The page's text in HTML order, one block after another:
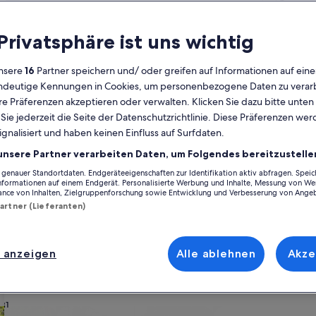
Derzeit
die
Monate
August
2026
und
September
angezeigt.
MoMontag
DiDienstag
MiMittwoch
DoDonnerstag
Fr Freitag
SaSamstag
SoSonntag
3 4 5 6 7 8 9
10 11 12
23
30
31
MoMontag
Di
7 8 9
21 22
28 29
Manchas inspirieren und finde genau das, was dir vorschwebt. Egal,
Vierbeiner, du wirst die Ausstattung finden, die du suchst, und
dir also auch vorstellst, du findest bestimmt genau die Art von
barrierearmer oder Nichtraucheroptionen.
deinem Geschmack
oder Apartments
ist uns wichtig
16 Partner speichern und/ oder greifen auf Informationen auf
Kennungen in Cookies, um personenbezogene Daten zu
Präferenzen akzeptieren oder verwalten. Klicken Sie dazu bitte
jederzeit die Seite der Datenschutzrichtlinie. Diese Präferenzen
und haben keinen Einfluss auf Surfdaten.
Partner verarbeiten Daten, um Folgendes
Standortdaten. Endgeräteeigenschaften zur Identifikation aktiv abfragen.
auf einem Endgerät. Personalisierte Werbung und Inhalte, Messung von
von Inhalten, Zielgruppenforschung sowie Entwicklung und Verbesserung von
(Lieferanten)
Alle ablehnen